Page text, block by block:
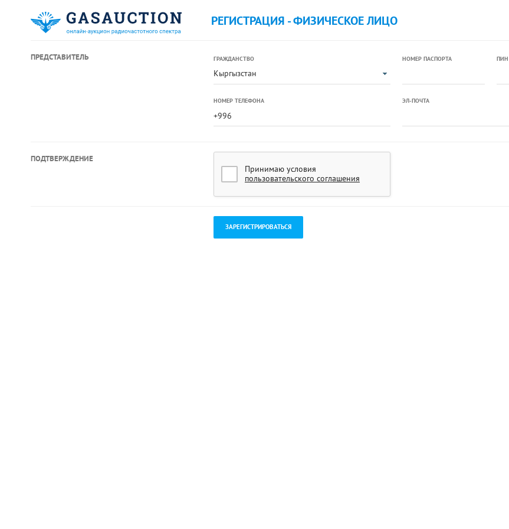
РЕГИСТРАЦИЯ - ФИЗИЧЕСКОЕ ЛИЦО
ПРЕДСТАВИТЕЛЬ ГРАЖДАНСТВО
Кыргызстан
НОМЕР ПАСПОРТА ПИН
НОМЕР ТЕЛЕФОНА ЭЛ-ПОЧТА
ПОДТВЕРЖДЕНИЕ
Принимаю условия
пользовательского соглашения